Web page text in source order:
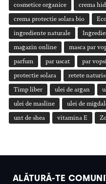
cosmetice organice crema
crema protectie solara bio
ingrediente naturale
magazin online masca par
parfum par uscat par
protectie solara retete
Timp liber ulei de argan
ulei de masline ulei de
unt de shea vitamina E
ALĂTURĂ-TE